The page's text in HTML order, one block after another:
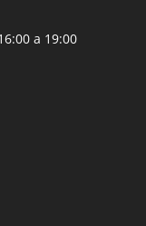
a 19:00